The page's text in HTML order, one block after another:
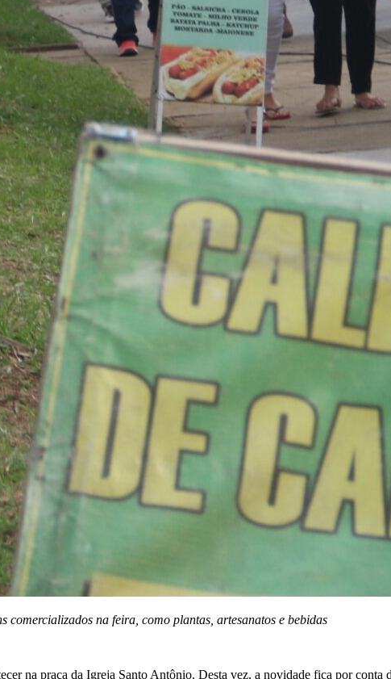
na feira, como plantas, artesanatos e bebidas
na praça da Igreja Santo Antônio. Desta vez, a novidade fica por conta